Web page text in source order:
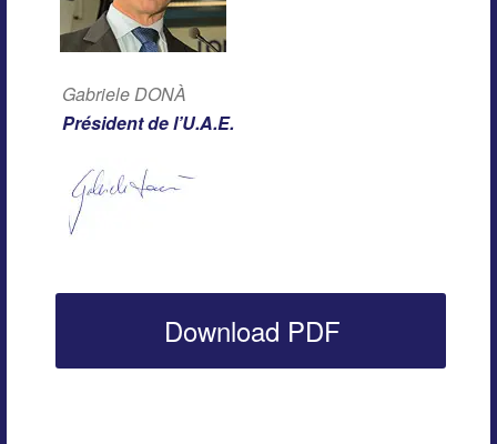
Gabriele DONÀ
Président de l’U.A.E.
Download PDF